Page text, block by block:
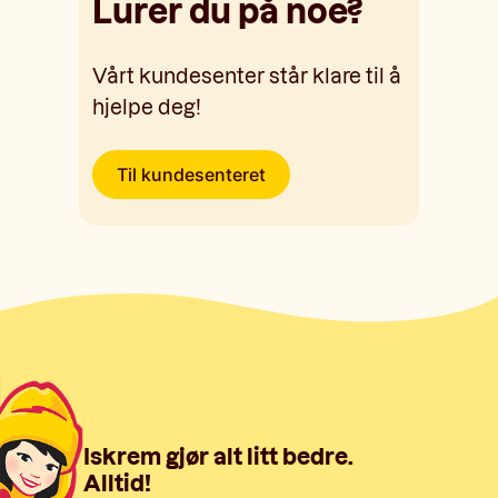
Lurer du på noe?
Vårt kundesenter står klare til å
hjelpe deg!
Til kundesenteret
Iskrem gjør alt litt bedre.
Alltid!